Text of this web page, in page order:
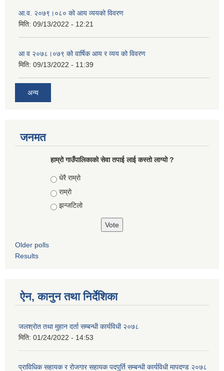
आ.व. २०७९।०८० को आय व्ययको विवरण
मिति: 09/13/2022 - 12:21
आ‍ व २०७८।०७९ को वार्षिक आय र व्यय को विवरण
मिति: 09/13/2022 - 11:39
अन्य
जनमत
हाम्रो गाउँपालिकाको सेवा तपाई लाई कस्तो लाग्यो ?
Choices
धेरै राम्रो
राम्रो
झन्जटिलो
Older polls
Results
ऐन, कानुन तथा निर्देशिका
जलश्राेत तथा मुहान दर्ता सम्बन्धी कार्यविधी २०७८
मिति: 01/24/2022 - 14:53
प्राविधिक सहायक र रोजगार सहायक पदपुर्ति सम्बन्धी कार्यविधी मापदण्ड २०७८